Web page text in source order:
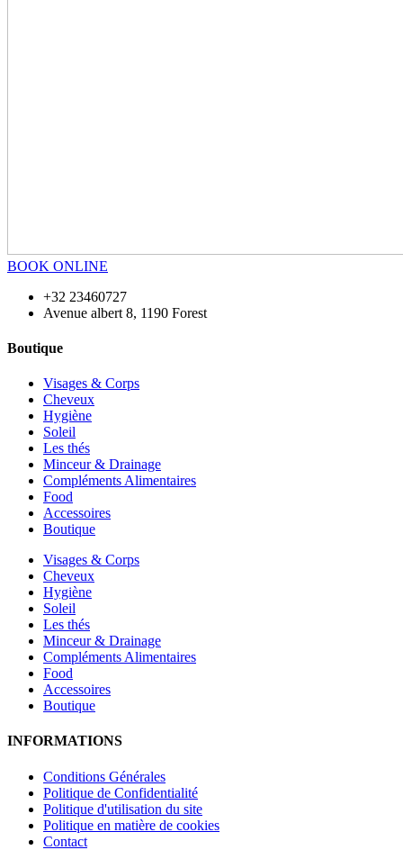
BOOK ONLINE
+32 23460727
Avenue albert 8, 1190 Forest
Boutique
Visages & Corps
Cheveux
Hygiène
Soleil
Les thés
Minceur & Drainage
Compléments Alimentaires
Food
Accessoires
Boutique
Visages & Corps
Cheveux
Hygiène
Soleil
Les thés
Minceur & Drainage
Compléments Alimentaires
Food
Accessoires
Boutique
INFORMATIONS
Conditions Générales
Politique de Confidentialité
Politique d'utilisation du site
Politique en matière de cookies
Contact